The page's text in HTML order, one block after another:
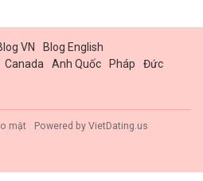
VN
Blog English
Canada Anh Quốc Pháp
Đức
mật Powered by VietDating.us